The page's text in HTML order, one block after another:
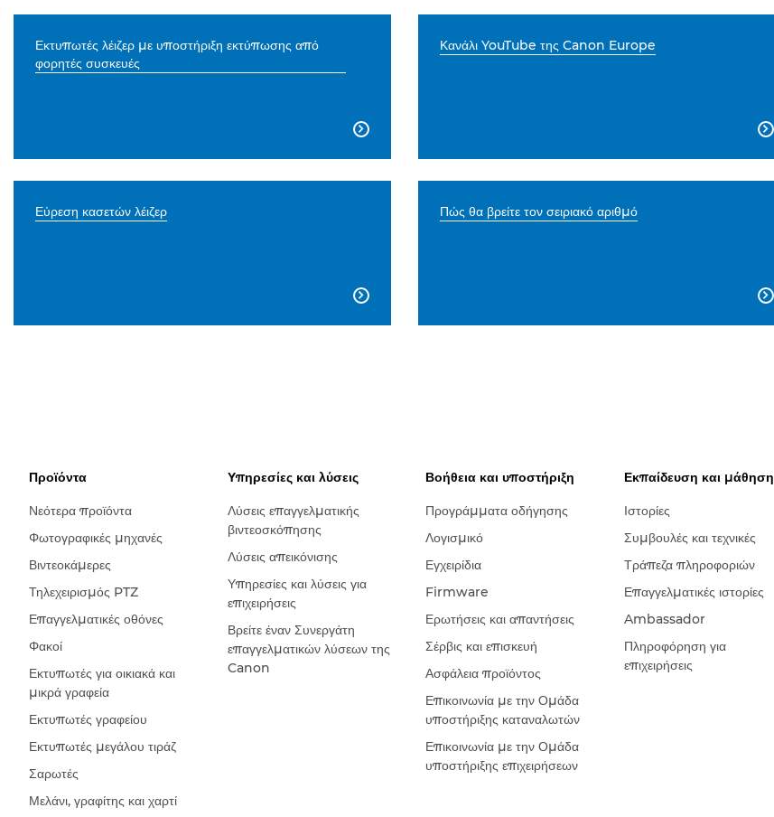
Εκτυπωτές λέιζερ με υποστήριξη εκτύπωσης από
φορητές συσκευές

Κανάλι YouTube της Canon Europe

Εύρεση κασετών λέιζερ

Πώς θα βρείτε τον σειριακό αριθμό

Προϊόντα
Νεότερα προϊόντα
Φωτογραφικές μηχανές
Βιντεοκάμερες
Τηλεχειρισμός PTZ
Επαγγελματικές οθόνες
Φακοί
Εκτυπωτές για οικιακά και
μικρά γραφεία
Εκτυπωτές γραφείου
Εκτυπωτές μεγάλου τιράζ
Σαρωτές
Μελάνι, γραφίτης και χαρτί
Υπηρεσίες και λύσεις
Λύσεις επαγγελματικής
βιντεοσκόπησης
Λύσεις απεικόνισης
Υπηρεσίες και λύσεις για
επιχειρήσεις
Βρείτε έναν Συνεργάτη
επαγγελματικών λύσεων της
Canon
Βοήθεια και υποστήριξη
Προγράμματα οδήγησης
Λογισμικό
Εγχειρίδια
Firmware
Ερωτήσεις και απαντήσεις
Σέρβις και επισκευή
Ασφάλεια προϊόντος
Επικοινωνία με την Ομάδα
υποστήριξης καταναλωτών
Επικοινωνία με την Ομάδα
υποστήριξης επιχειρήσεων
Εκπαίδευση και μάθηση
Ιστορίες
Συμβουλές και τεχνικές
Τράπεζα πληροφοριών
Επαγγελματικές ιστορίες
Ambassador
Πληροφόρηση για
επιχειρήσεις